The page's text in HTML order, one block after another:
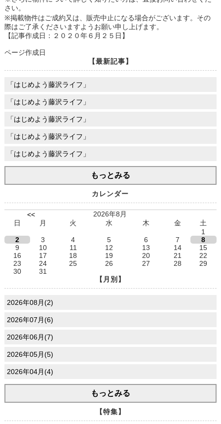
さい。
※掲載物件はご成約又は、販売中止になる場合がございます。その
際はご了承くださいますようお願い申し上げます。
【記事作成日：２０２０年６月２５日】
ページ作成日
【最新記事】
「はじめよう藤沢ライフ」
「はじめよう藤沢ライフ」
「はじめよう藤沢ライフ」
「はじめよう藤沢ライフ」
「はじめよう藤沢ライフ」
もっとみる
カレンダー
<<
2026年8月
日
月 火 水 木 金
土
1
2
3 4 5 6 7
8
9
10 11 12 13 14
15
16
17 18 19 20 21
22
23
24 25 26 27 28
29
30
31
【月別】
2026年08月(2)
2026年07月(6)
2026年06月(7)
2026年05月(5)
2026年04月(4)
もっとみる
【特集】